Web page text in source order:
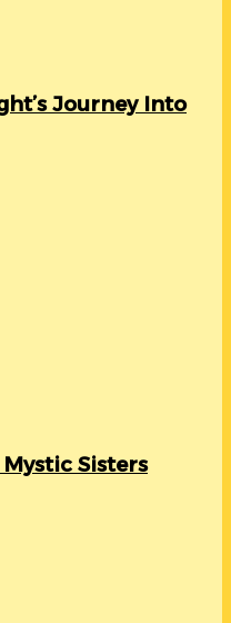
Journey Into
Mystic Sisters